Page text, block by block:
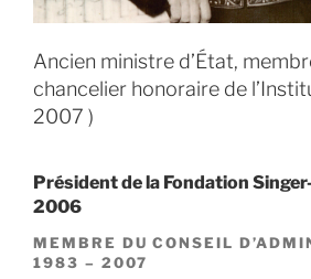
Ancien ministre d’État,
chancelier honoraire de
2007 )
Président de la Fondation
2006
MEMBRE DU CONSEIL
1983 – 2007